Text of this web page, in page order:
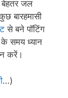
बेहतर जल
बारहमासी
से बने पॉटिंग
के समय ध्यान
करें।
…)